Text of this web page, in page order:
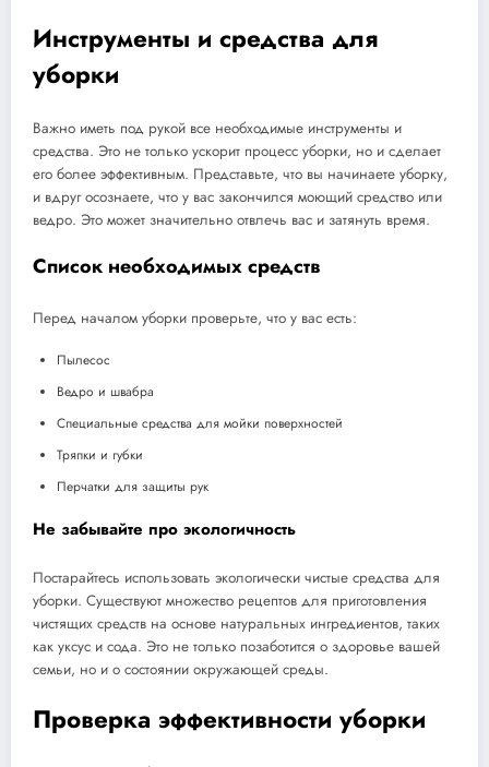
Инструменты и средства для
уборки
Важно иметь под рукой все необходимые инструменты и
средства. Это не только ускорит процесс уборки, но и сделает
его более эффективным. Представьте, что вы начинаете уборку,
и вдруг осознаете, что у вас закончился моющий средство или
ведро. Это может значительно отвлечь вас и затянуть время.
Список необходимых средств
Перед началом уборки проверьте, что у вас есть:
Пылесос
Ведро и швабра
Специальные средства для мойки поверхностей
Тряпки и губки
Перчатки для защиты рук
Не забывайте про экологичность
Постарайтесь использовать экологически чистые средства для
уборки. Существуют множество рецептов для приготовления
чистящих средств на основе натуральных ингредиентов, таких
как уксус и сода. Это не только позаботится о здоровье вашей
семьи, но и о состоянии окружающей среды.
Проверка эффективности уборки